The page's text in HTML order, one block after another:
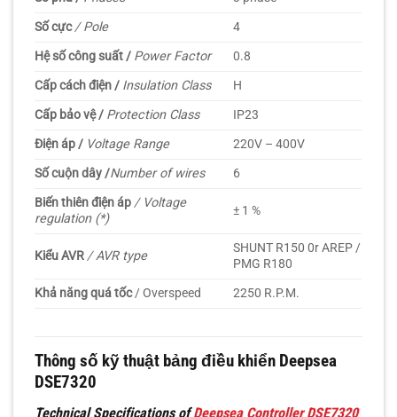
Số cực/ Pole
4
Hệ số công suất / Power Factor
0.8
Cấp cách điện / Insulation Class
H
Cấp bảo vệ / Protection Class
IP23
Điện áp / Voltage Range
220V – 400V
Số cuộn dây /Number of wires
6
Biến thiên điện áp/ Voltage
regulation (*)
± 1 %
Kiểu AVR/ AVR type
SHUNT R150 0r AREP /
PMG R180
Khả năng quá tốc/ Overspeed 2250 R.P.M.
Thông số kỹ thuật bảng điều khiển Deepsea
DSE7320
Technical Specifications ofDeepsea ControllerDSE7320